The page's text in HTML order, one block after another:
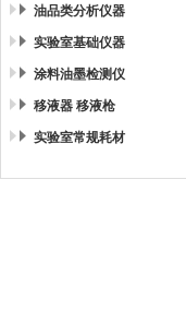
油品类分析仪器
实验室基础仪器
涂料油墨检测仪
移液器 移液枪
实验室常规耗材